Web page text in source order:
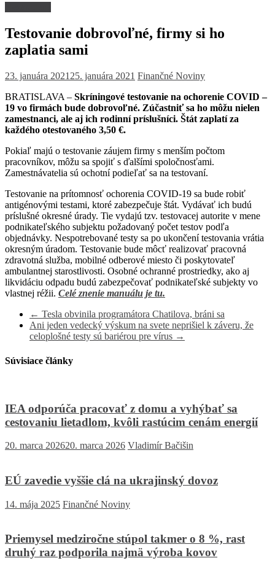
Testovanie dobrovoľné, firmy si ho
zaplatia sami
23. januára 2021 25. januára 2021 Finančné Noviny
BRATISLAVA – Skríningové testovanie na ochorenie COVID –
19 vo firmách bude dobrovoľné. Zúčastniť sa ho môžu nielen
zamestnanci, ale aj ich rodinní príslušníci. Štát zaplatí za
každého otestovaného 3,50 €.
Pokiaľ majú o testovanie záujem firmy s menším počtom
pracovníkov, môžu sa spojiť s ďalšími spoločnosťami.
Zamestnávatelia sú ochotní podieľať sa na testovaní.
Testovanie na prítomnosť ochorenia COVID-19 sa bude robiť
antigénovými testami, ktoré zabezpečuje štát. Vydávať ich budú
príslušné okresné úrady. Tie vydajú tzv. testovacej autorite v mene
podnikateľského subjektu požadovaný počet testov podľa
objednávky. Nespotrebované testy sa po ukončení testovania vrátia
okresným úradom. Testovanie bude môcť realizovať pracovná
zdravotná služba, mobilné odberové miesto či poskytovateľ
ambulantnej starostlivosti. Osobné ochranné prostriedky, ako aj
likvidáciu odpadu budú zabezpečovať podnikateľské subjekty vo
vlastnej réžii. Celé znenie manuálu je tu.
← Tesla obvinila programátora Chatilova, bráni sa
Ani jeden vedecký výskum na svete neprišiel k záveru, že
celoplošné testy sú bariérou pre vírus →
Súvisiace články
IEA odporúča pracovať z domu a vyhýbať sa
cestovaniu lietadlom, kvôli rastúcim cenám energií
20. marca 202620. marca 2026 Vladimír Bačišin
EÚ zavedie vyššie clá na ukrajinský dovoz
14. mája 2025 Finančné Noviny
Priemysel medziročne stúpol takmer o 8 %, rast
druhý raz podporila najmä výroba kovov